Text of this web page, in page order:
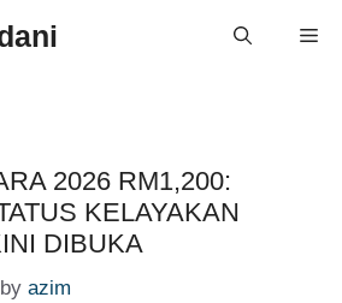
2026 RM1,200:
KELAYAKAN
DIBUKA
by azim